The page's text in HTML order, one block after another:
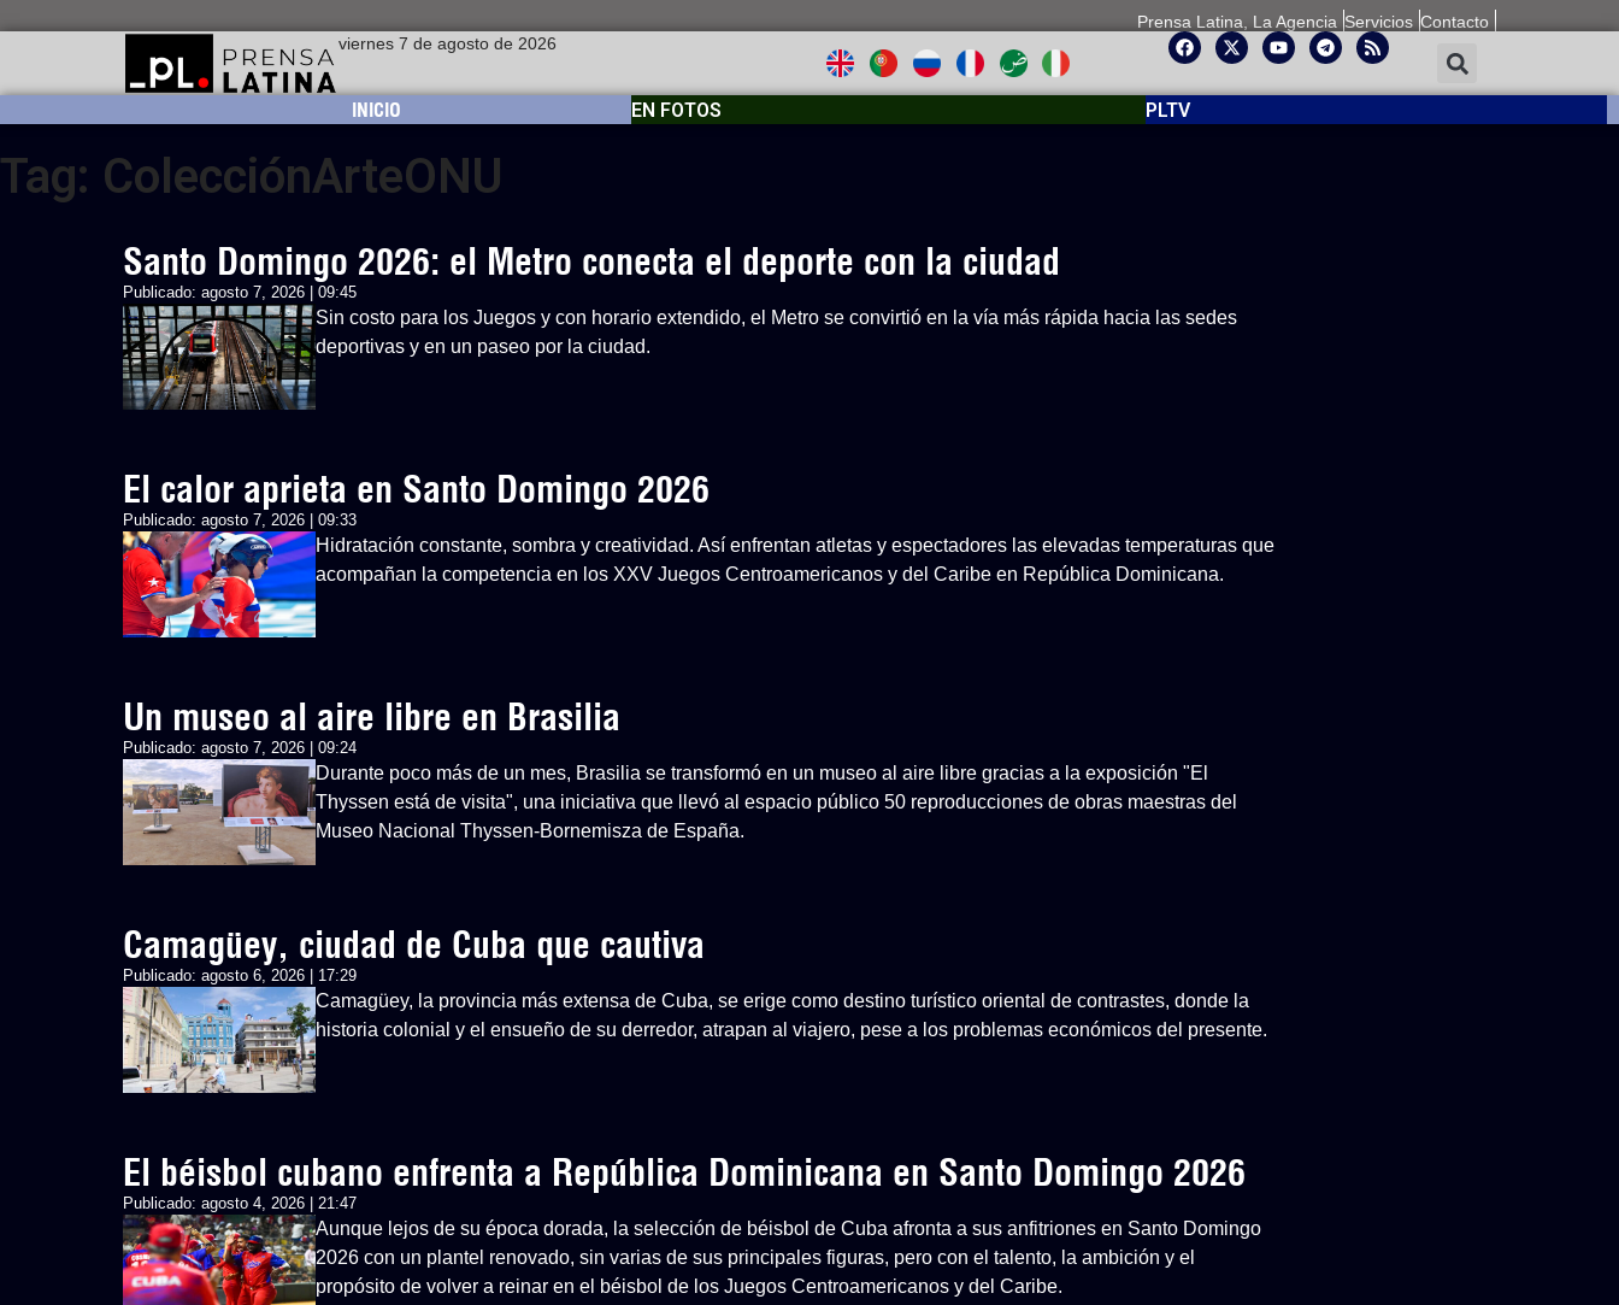
Prensa Latina, La Agencia Servicios Contacto
viernes 7 de agosto de 2026
INICIO EN FOTOS PLTV
Tag: ColecciónArteONU
Santo Domingo 2026: el Metro conecta el deporte con la ciudad
Publicado: agosto 7, 2026 | 09:45
Sin costo para los Juegos y con horario extendido, el Metro se convirtió en la vía más rápida hacia las sedes
deportivas y en un paseo por la ciudad.
El calor aprieta en Santo Domingo 2026
Publicado: agosto 7, 2026 | 09:33
Hidratación constante, sombra y creatividad. Así enfrentan atletas y espectadores las elevadas temperaturas que
acompañan la competencia en los XXV Juegos Centroamericanos y del Caribe en República Dominicana.
Un museo al aire libre en Brasilia
Publicado: agosto 7, 2026 | 09:24
Durante poco más de un mes, Brasilia se transformó en un museo al aire libre gracias a la exposición "El
Thyssen está de visita", una iniciativa que llevó al espacio público 50 reproducciones de obras maestras del
Museo Nacional Thyssen-Bornemisza de España.
Camagüey, ciudad de Cuba que cautiva
Publicado: agosto 6, 2026 | 17:29
Camagüey, la provincia más extensa de Cuba, se erige como destino turístico oriental de contrastes, donde la
historia colonial y el ensueño de su derredor, atrapan al viajero, pese a los problemas económicos del presente.
El béisbol cubano enfrenta a República Dominicana en Santo Domingo 2026
Publicado: agosto 4, 2026 | 21:47
Aunque lejos de su época dorada, la selección de béisbol de Cuba afronta a sus anfitriones en Santo Domingo
2026 con un plantel renovado, sin varias de sus principales figuras, pero con el talento, la ambición y el
propósito de volver a reinar en el béisbol de los Juegos Centroamericanos y del Caribe.